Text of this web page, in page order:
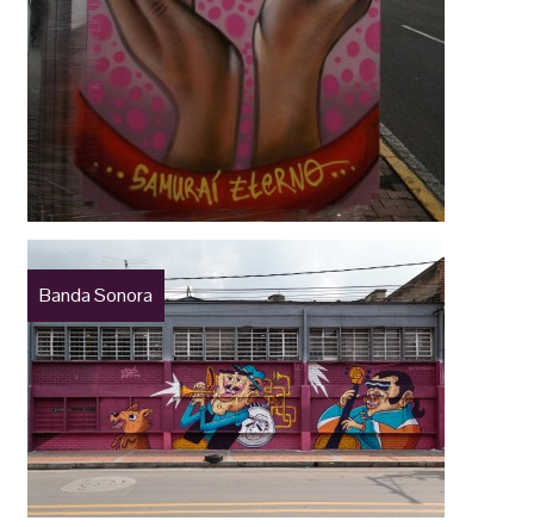
Banda Sonora